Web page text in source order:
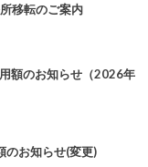
移転のご案内
額のお知らせ（2026年
お知らせ(変更)